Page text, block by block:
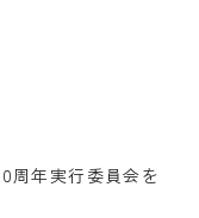
周年実行委員会を